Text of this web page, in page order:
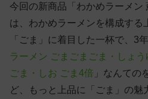
今回の新商品「わかめラーメン
は、わかめラーメンを構成する
「ごま」に着目した一杯で、3
ラーメン ごまごまごま・しょ
ごま・しお ごま4倍 」なんての
ど、もっと上品に「ごま」の魅